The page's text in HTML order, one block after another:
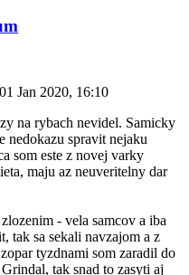
01 Jan 2020, 16:10
na rybach nevidel. Samicky
nedokazu spravit nejaku
som este z novej varky
maju az neuveritelny dar
- vela samcov a iba
tak sa sekali navzajom a z
tyzdnami som zaradil do
tak snad to zasyti aj